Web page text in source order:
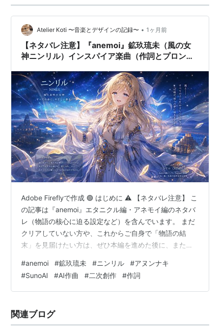
Atelier Koti 〜音楽とデザインの記録〜 • 1ヶ月前
【ネタバレ注意】『anemoi』鉱玖琉未（風の女
神ニンリル）インスパイア楽曲（作詞とプロンプ
Adobe Fireflyで作成 🟢 はじめに ⚠️ 【ネタバレ注意】 こ
の記事は『anemoi』エタニクル編・アネモイ編のネタバ
レ（物語の核心に迫る設定など）を含んでいます。 まだ
クリアしていない方や、これからご自身で「物語の結
末」を見届けたい方は、ぜひ本編を進めた後に、またこ
ニクル編・アネモイ編のネタバレを含みます（クリック
して読む） 麦、スピカ、穂乃夏と紡いできた家族の物語
のインスパイア楽曲制作裏話。 今回は、そのすべてを 4
る玖琉未（風の女神ニンリル）をテーマにした楽曲で
す。…
#anemoi #鉱玖琉未 #ニンリル #アヌンナキ
#SunoAI #AI作曲 #二次創作 #作詞
関連ブログ